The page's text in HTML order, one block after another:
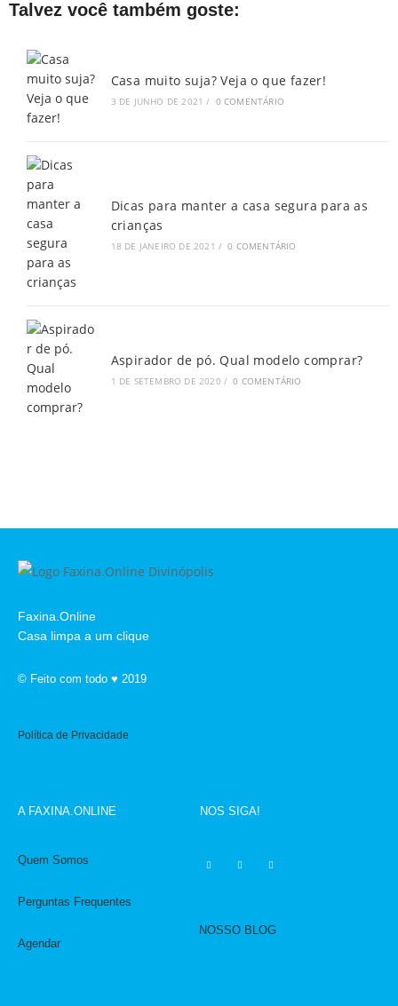
Talvez você também goste:
Casa muito suja? Veja o que fazer!
3 DE JUNHO DE 2021 / 0 COMENTÁRIO
Dicas para manter a casa segura para as
crianças
18 DE JANEIRO DE 2021 / 0 COMENTÁRIO
Aspirador de pó. Qual modelo comprar?
1 DE SETEMBRO DE 2020 / 0 COMENTÁRIO
Faxina.Online
Casa limpa a um clique
© Feito com todo ♥ 2019
Política de Privacidade
A FAXINA.ONLINE
Quem Somos
Perguntas Frequentes
Agendar
NOS SIGA!
NOSSO BLOG